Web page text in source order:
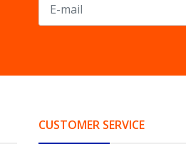
CUSTOMER SERVICE